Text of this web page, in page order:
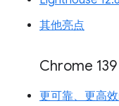
其他亮点
Chrome 139
更可靠、更高